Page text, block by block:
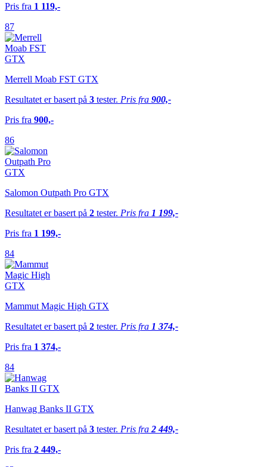
Pris fra 1 119,-
87
Merrell Moab FST GTX
Resultatet er basert på 3 tester. Pris fra 900,-
Pris fra 900,-
86
Salomon Outpath Pro GTX
Resultatet er basert på 2 tester. Pris fra 1 199,-
Pris fra 1 199,-
84
Mammut Magic High GTX
Resultatet er basert på 2 tester. Pris fra 1 374,-
Pris fra 1 374,-
84
Hanwag Banks II GTX
Resultatet er basert på 3 tester. Pris fra 2 449,-
Pris fra 2 449,-